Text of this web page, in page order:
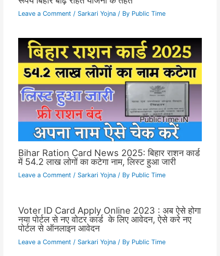
Leave a Comment / Sarkari Yojna/ By Public Time
Bihar Ration Card News 2025: बिहार राशन कार्ड
में 54.2 लाख लोगों का कटेगा नाम, लिस्ट हुआ जारी
Leave a Comment / Sarkari Yojna/ By Public Time
Voter ID Card Apply Online 2023 : अब ऐसे होगा
नया पोर्टल से नए वोटर कार्ड के लिए आवेदन, ऐसे करे नए
पोर्टल से ऑनलाइन आवेदन
Leave a Comment / Sarkari Yojna/ By Public Time